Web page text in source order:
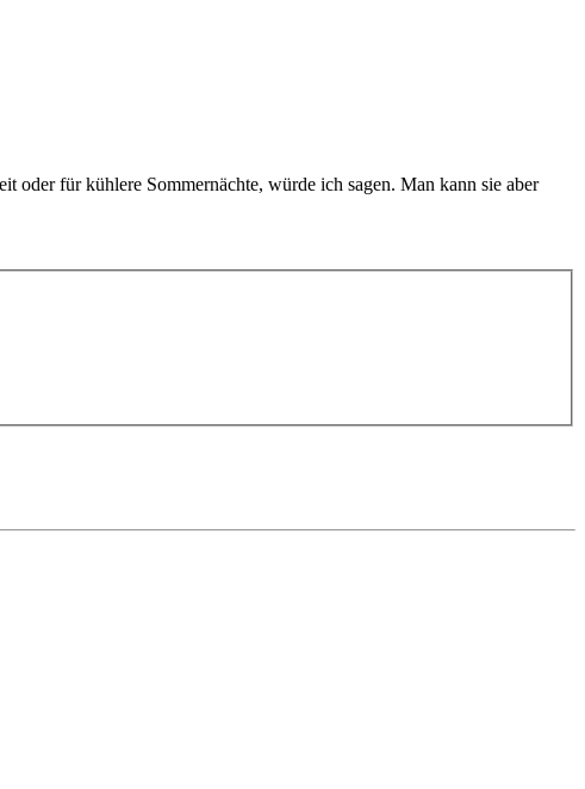
oder für kühlere Sommernächte, würde ich sagen. Man kann sie aber